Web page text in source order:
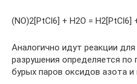
(NO)2[PtCl6] + H2О = H2[PtCl6]
Аналогично идут реакции
разрушения определяется
бурых паров оксидов азота и